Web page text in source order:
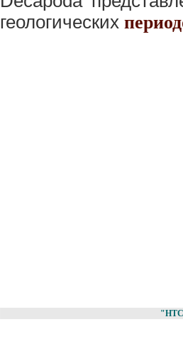
геологических